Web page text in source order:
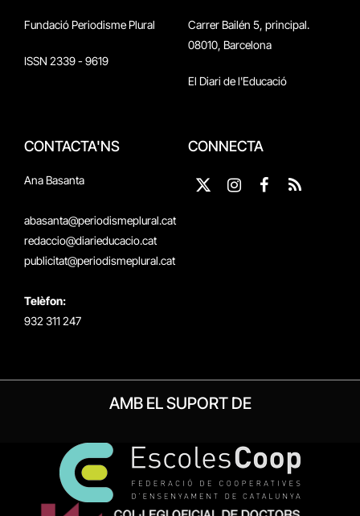
Fundació Periodisme Plural
ISSN 2339 - 9619
Carrer Bailén 5, principal.
08010, Barcelona
El Diari de l'Educació
CONTACTA'NS
Ana Basanta
abasanta@periodismeplural.cat
redaccio@diarieducacio.cat
publicitat@periodismeplural.cat
Telèfon:
932 311 247
CONNECTA
X
Instagram
Facebook
RSS
AMB EL SUPORT DE